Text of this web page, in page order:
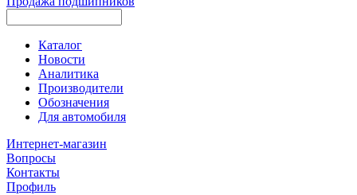
Каталог
Новости
Аналитика
Производители
Обозначения
Для автомобиля
Интернет-магазин
Вопросы
Контакты
Профиль